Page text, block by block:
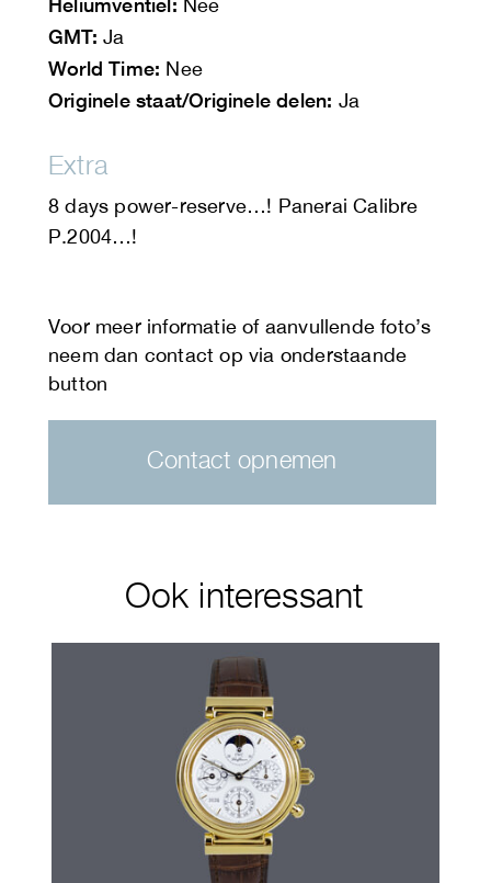
Nee
GMT: Ja
World Time: Nee
Originele staat/Originele delen: Ja
Extra
8 days power-reserve…! Panerai Calibre
P.2004…!
Contact opnemen
Ook interessant